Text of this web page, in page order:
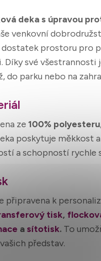
deka s úpravou
venkovní
prostoru pro
Díky své všestrannosti
do parku nebo na
ze 100% polyesteru
poskytuje měkkost
a schopností rychle
připravena k
tisk,
a sítotisk. To
představ.